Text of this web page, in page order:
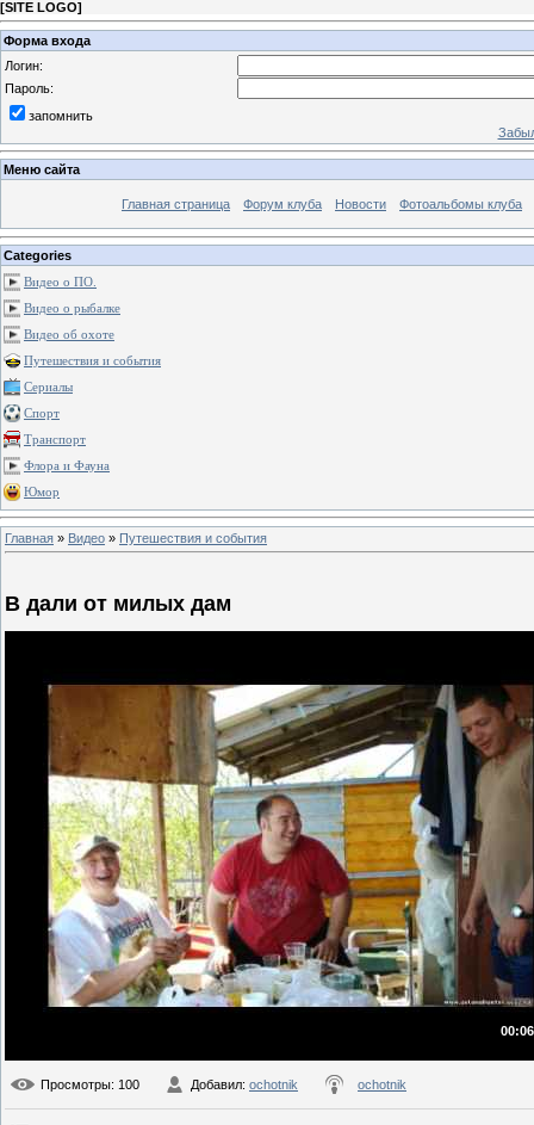
[SITE LOGO]
Форма входа
Логин:
Пароль:
запомнить
Меню сайта
Главная страница Форум клуба Новости Фотоальбомы клуба
Categories
Видео о ПО.
Видео о рыбалке
Видео об охоте
Путешествия и события
Сериалы
Спорт
Транспорт
Флора и Фауна
Юмор
Главная » Видео » Путешествия и события
В дали от милых дам
Просмотры: 100 Добавил: ochotnik ochotnik